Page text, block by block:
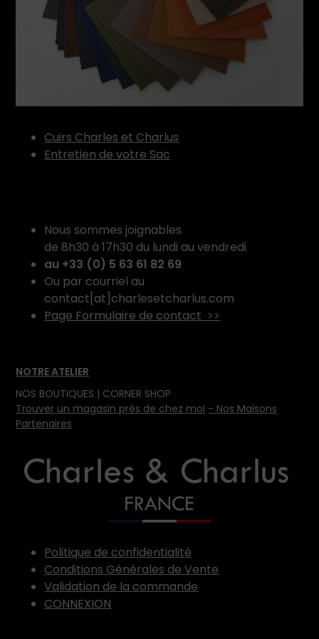
Cuirs Charles et Charlus
Entretien de votre Sac
Nous sommes joignables
de 8h30 à 17h30 du lundi au vendredi
au +33 (0) 5 63 61 82 69
Ou par courriel au
contact[at]charlesetcharlus.com
Page Formulaire de contact >>
NOTRE ATELIER
NOS BOUTIQUES | CORNER SHOP
Trouver un magasin près de chez moi - Nos Maisons
Partenaires
Politique de confidentialité
Conditions Générales de Vente
Validation de la commande
CONNEXION